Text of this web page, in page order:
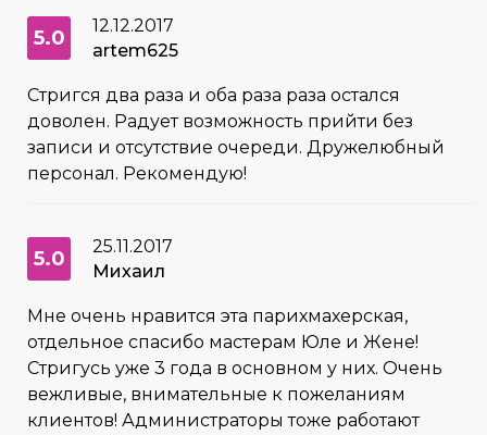
5.0
12.12.2017
artem625
Стригся два раза и оба раза раза остался
доволен. Радует возможность прийти без
записи и отсутствие очереди. Дружелюбный
персонал. Рекомендую!
5.0
25.11.2017
Михаил
Мне очень нравится эта парихмахерская,
отдельное спасибо мастерам Юле и Жене!
Стригусь уже 3 года в основном у них. Очень
вежливые, внимательные к пожеланиям
клиентов! Администраторы тоже работают